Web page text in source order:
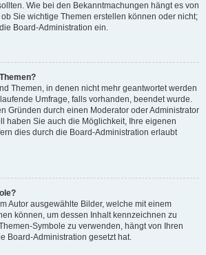
Wie bei den Bekanntmachungen hängt es von
ob Sie wichtige Themen erstellen können oder nicht;
Board-Administration ein.
Themen, in denen nicht mehr geantwortet werden
Umfrage, falls vorhanden, beendet wurde.
Gründen durch einen Moderator oder Administrator
haben Sie auch die Möglichkeit, Ihre eigenen
dies durch die Board-Administration erlaubt
Autor ausgewählte Bilder, welche mit einem
können, um dessen Inhalt kennzeichnen zu
Symbole zu verwenden, hängt von Ihren
Board-Administration gesetzt hat.